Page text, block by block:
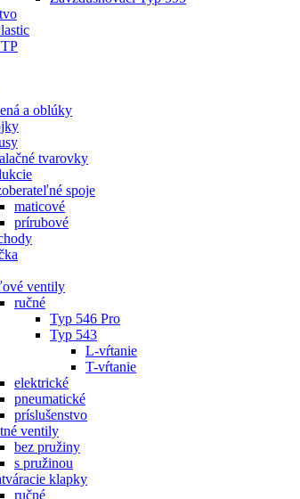
a oblúky
tvarovky
spoje
maticové
prírubové
ventily
ručné
Typ 546 Pro
Typ 543
L-vŕtanie
T-vŕtanie
elektrické
pneumatické
príslušenstvo
ventily
bez pružiny
s pružinou
klapky
ručné